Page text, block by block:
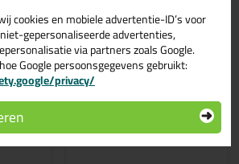
cookies en mobiele advertentie-ID’s voor
gepersonaliseerde advertenties,
via partners zoals Google.
Google persoonsgegevens gebruikt:
privacy/